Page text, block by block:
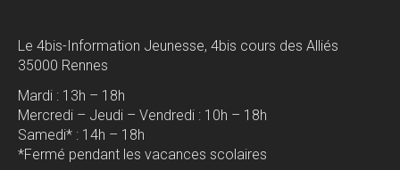
Le 4bis-Information Jeunesse, 4bis cours des Alliés
35000 Rennes
Mardi : 13h – 18h
Mercredi – Jeudi – Vendredi : 10h – 18h
Samedi* : 14h – 18h
*Fermé pendant les vacances scolaires